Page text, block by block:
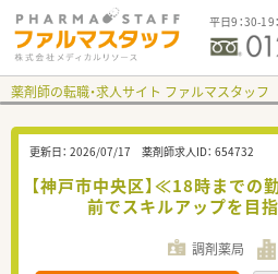
平日9：30-19
薬剤師の転職・求人サイト ファルマスタッフ
更新日： 2026/07/17 薬剤師求人ID： 654732
【神戸市中央区】≪18時までの
前でスキルアップを目
調剤薬局